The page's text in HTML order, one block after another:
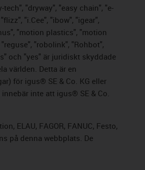
"dryway", "easy chain", "e-
"i.Cee", "ibow", "igear",
"motion plastics", "motion
"robolink", "Rohbot",
och "yes" är juridiskt skyddade
världen. Detta är en
för igus® SE & Co. KG eller
inte att igus® SE & Co.
ELAU, FAGOR, FANUC, Festo,
på denna webbplats. De